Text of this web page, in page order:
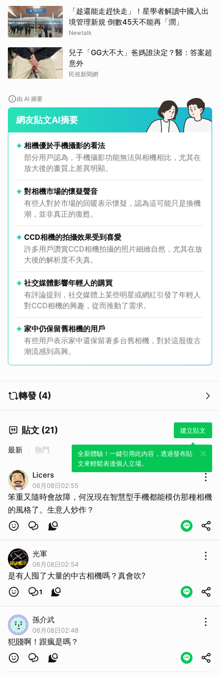
「趁還能走趕快走」！星學者解讀中國入出
境管理新規 倒數45天不能再「潤」
Newtalk
兒子「GG大不大」爸媽誰決定？醫：答案超
意外
民視新聞網
由 AI 摘要
網友貼文AI摘要
相機優於手機攝影的看法
部分用戶認為，手機攝影功能無法與相機相比，尤其在
放大後的畫質上差異明顯。
對相機市場的懷疑聲音
有些人對於市場的回暖表示懷疑，認為這可能只是換機
潮，並非真正的復甦。
CCD相機的拍攝效果受到喜愛
許多用戶讚賞CCD相機拍攝的照片細緻自然，尤其在放
大後的解析度不失真。
社交媒體影響年輕人的購買
有評論提到，社交媒體上某些明星或網紅引發了年輕人
對CCD相機的興趣，從而推動了需求。
家中仍保留舊相機的用戶
有些用戶表示家中還保留著多台舊相機，對於這股復古
潮流感到高興。
轉發 (4)
貼文 (21) 建立貼文
全新體驗！一鍵引用此內容，透過發布貼
文來輕鬆表達個人立場。
最新 熱門
Licers
06月08日02:55
笨重又隨時會故障，何況現在智慧型手機都能模仿那種相機
的風格了。生意人炒作？
光軍
06月08日02:54
是有人囤了大量的中古相機嗎？真會吹?
1
孫介武
06月08日02:48
犯賤啊！跟瘋是嗎？